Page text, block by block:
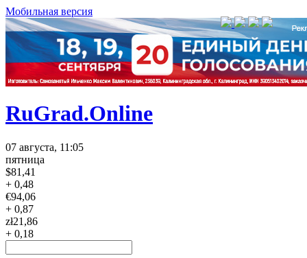
Мобильная версия
RuGrad.Online
07 августа, 11:05
пятница
$81,41
+ 0,48
€94,06
+ 0,87
zł21,86
+ 0,18